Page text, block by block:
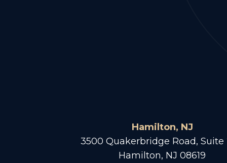
Hamilton, NJ
3500 Quakerbridge Road, Suite
Hamilton, NJ 08619